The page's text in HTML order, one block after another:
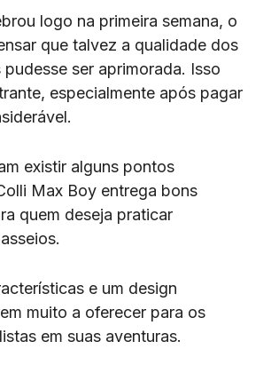
logo na primeira semana, o
que talvez a qualidade dos
ser aprimorada. Isso
especialmente após pagar
existir alguns pontos
Max Boy entrega bons
quem deseja praticar
e um design
muito a oferecer para os
em suas aventuras.